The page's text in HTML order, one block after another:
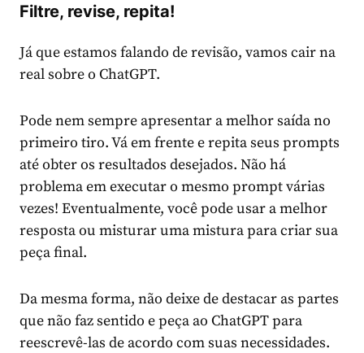
Filtre, revise, repita!
Já que estamos falando de revisão, vamos cair na
real sobre o ChatGPT.
Pode nem sempre apresentar a melhor saída no
primeiro tiro. Vá em frente e repita seus prompts
até obter os resultados desejados. Não há
problema em executar o mesmo prompt várias
vezes! Eventualmente, você pode usar a melhor
resposta ou misturar uma mistura para criar sua
peça final.
Da mesma forma, não deixe de destacar as partes
que não faz sentido e peça ao ChatGPT para
reescrevê-las de acordo com suas necessidades.